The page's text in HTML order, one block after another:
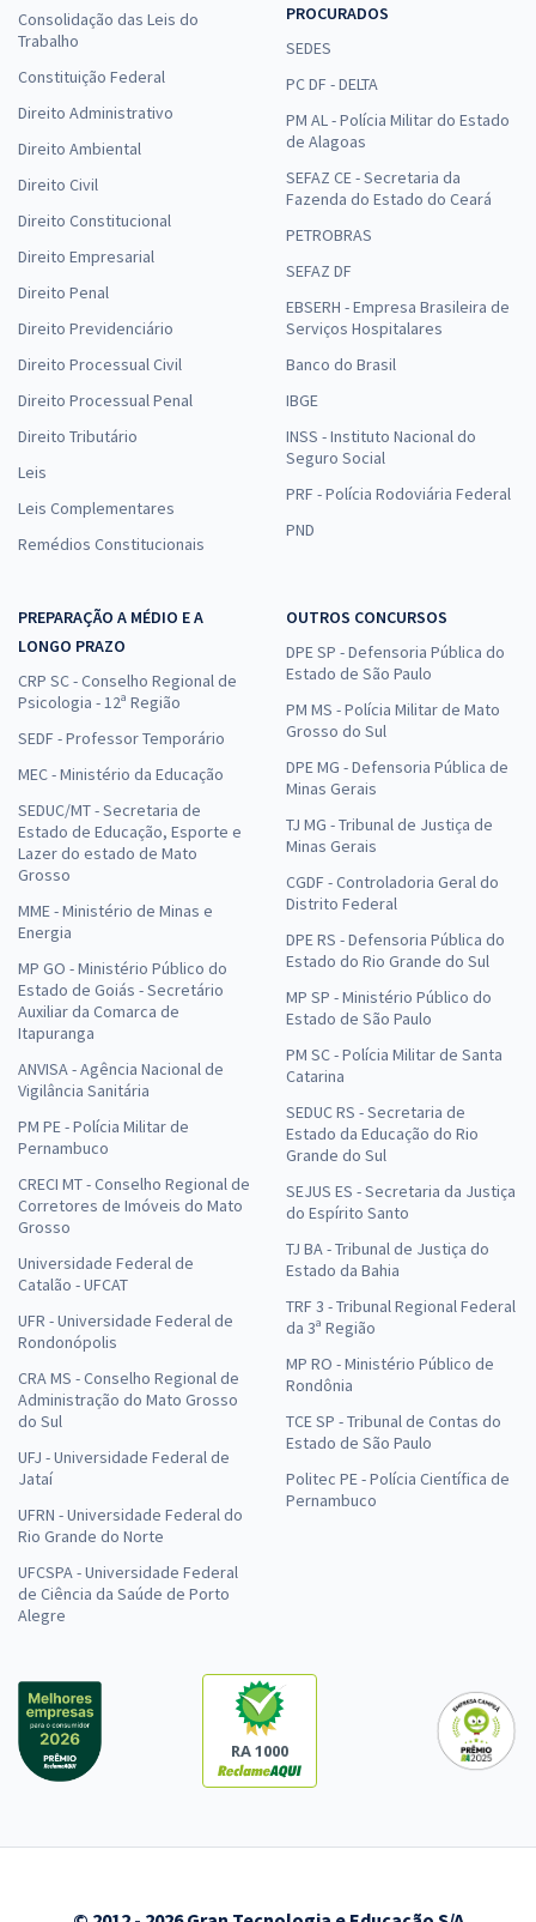
Consolidação das Leis do
Trabalho
Constituição Federal
Direito Administrativo
Direito Ambiental
Direito Civil
Direito Constitucional
Direito Empresarial
Direito Penal
Direito Previdenciário
Direito Processual Civil
Direito Processual Penal
Direito Tributário
Leis
Leis Complementares
Remédios Constitucionais
PROCURADOS
SEDES
PC DF - DELTA
PM AL - Polícia Militar do Estado
de Alagoas
SEFAZ CE - Secretaria da
Fazenda do Estado do Ceará
PETROBRAS
SEFAZ DF
EBSERH - Empresa Brasileira de
Serviços Hospitalares
Banco do Brasil
IBGE
INSS - Instituto Nacional do
Seguro Social
PRF - Polícia Rodoviária Federal
PND
PREPARAÇÃO A MÉDIO E A
LONGO PRAZO
CRP SC - Conselho Regional de
Psicologia - 12ª Região
SEDF - Professor Temporário
MEC - Ministério da Educação
SEDUC/MT - Secretaria de
Estado de Educação, Esporte e
Lazer do estado de Mato
Grosso
MME - Ministério de Minas e
Energia
MP GO - Ministério Público do
Estado de Goiás - Secretário
Auxiliar da Comarca de
Itapuranga
ANVISA - Agência Nacional de
Vigilância Sanitária
PM PE - Polícia Militar de
Pernambuco
CRECI MT - Conselho Regional de
Corretores de Imóveis do Mato
Grosso
Universidade Federal de
Catalão - UFCAT
UFR - Universidade Federal de
Rondonópolis
CRA MS - Conselho Regional de
Administração do Mato Grosso
do Sul
UFJ - Universidade Federal de
Jataí
UFRN - Universidade Federal do
Rio Grande do Norte
UFCSPA - Universidade Federal
de Ciência da Saúde de Porto
Alegre
OUTROS CONCURSOS
DPE SP - Defensoria Pública do
Estado de São Paulo
PM MS - Polícia Militar de Mato
Grosso do Sul
DPE MG - Defensoria Pública de
Minas Gerais
TJ MG - Tribunal de Justiça de
Minas Gerais
CGDF - Controladoria Geral do
Distrito Federal
DPE RS - Defensoria Pública do
Estado do Rio Grande do Sul
MP SP - Ministério Público do
Estado de São Paulo
PM SC - Polícia Militar de Santa
Catarina
SEDUC RS - Secretaria de
Estado da Educação do Rio
Grande do Sul
SEJUS ES - Secretaria da Justiça
do Espírito Santo
TJ BA - Tribunal de Justiça do
Estado da Bahia
TRF 3 - Tribunal Regional Federal
da 3ª Região
MP RO - Ministério Público de
Rondônia
TCE SP - Tribunal de Contas do
Estado de São Paulo
Politec PE - Polícia Científica de
Pernambuco
RA 1000